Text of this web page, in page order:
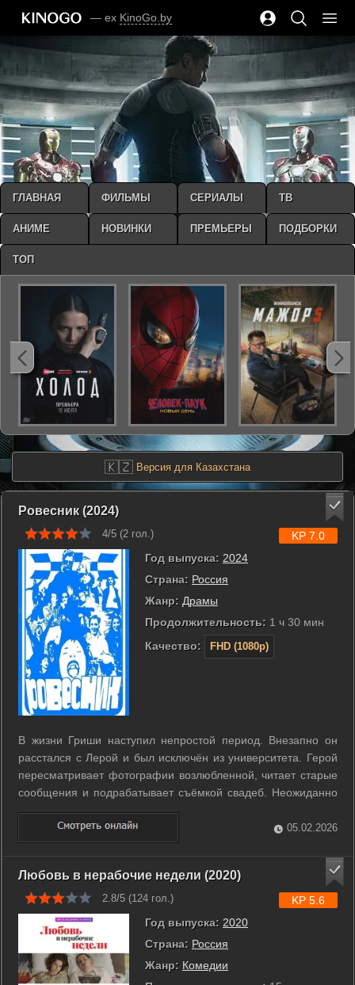
— ex KinoGo.by
🇰🇿 Версия для Казахстана
Ровесник (2024)
4/5 (2 гол.)
Год выпуска: 2024
Страна: Россия
Жанр: Драмы
Продолжительность: 1 ч 30 мин
Качество:
FHD (1080p)
KP 7.0
В жизни Гриши наступил непростой период. Внезапно он
расстался с Лерой и был исключён из университета. Герой
пересматривает фотографии возлюбленной, читает старые
сообщения и подрабатывает съёмкой свадеб. Неожиданно
Гриша обнаруживает информацию об интернет-стартапе. В
конце 90-х годов рекламное агентство было создано
друзьями Денисом и Петей. ...
05.02.2026
Любовь в нерабочие недели (2020)
2.8/5 (124 гол.)
Год выпуска: 2020
Страна: Россия
Жанр: Комедии
KP 5.6
ГЛАВНАЯ ФИЛЬМЫ СЕРИАЛЫ ТВ
АНИМЕ НОВИНКИ ПРЕМЬЕРЫ ПОДБОРКИ
ТОП